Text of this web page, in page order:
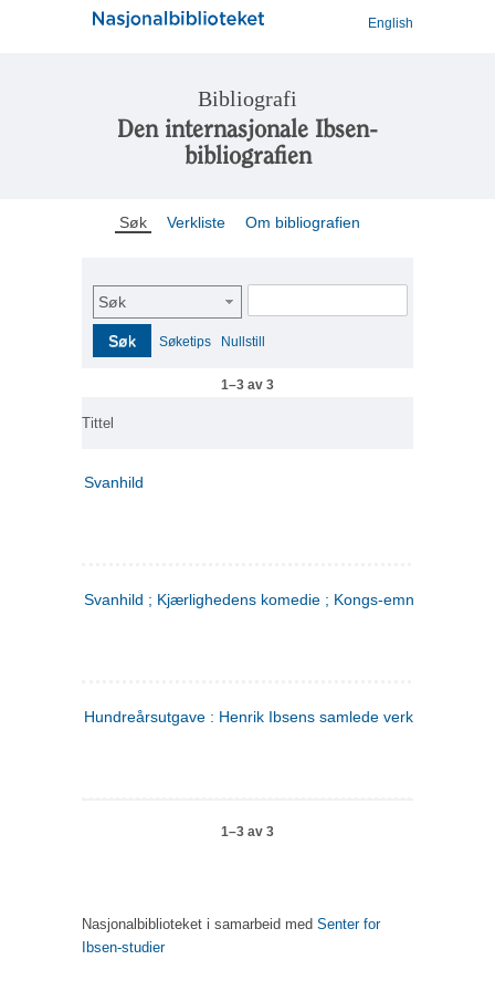
English
Bibliografi
Den internasjonale Ibsen-
bibliografien
Søk Verkliste Om bibliografien
Søk
Søk Søketips Nullstill
1–3 av 3
Tittel
Svanhild
Svanhild ; Kjærlighedens komedie ; Kongs-emnerne
Hundreårsutgave : Henrik Ibsens samlede verker. 4
1–3 av 3
Nasjonalbiblioteket i samarbeid med Senter for
Ibsen-studier